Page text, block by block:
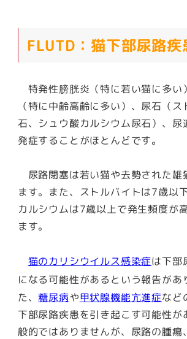
FLUTD：猫下部尿路疾
特発性膀胱炎（特に若い猫に多い
（特に中齢高齢に多い）、尿石（
石、シュウ酸カルシウム尿石）、尿
発症することがほとんどです。
尿路閉塞は若い猫や去勢された雄
ます。また、ストルバイトは7歳以
カルシウムは7歳以上で発生頻度が
ます。
猫のカリシウイルス感染症は下部
になる可能性があるという報告があ
た、糖尿病や甲状腺機能亢進症など
下部尿路疾患を引き起こす可能性が
般的ではありませんが、尿路の腫瘍